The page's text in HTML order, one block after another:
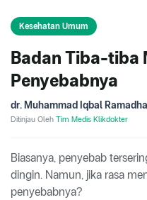
Kesehatan Umum
Badan Tiba-tiba
Penyebabnya
dr. Muhammad Iqbal
Ditinjau Oleh Tim Medis Klikdokter
Biasanya, penyebab
dingin. Namun, jika rasa
penyebabnya?